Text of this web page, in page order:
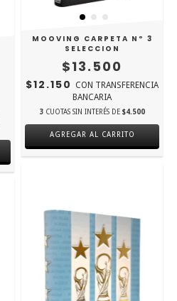
MOOVING CARPETA Nº 3
SELECCION
$13.500
$12.150 CON TRANSFERENCIA
BANCARIA
3 CUOTAS SIN INTERÉS DE $4.500
AGREGAR AL CARRITO